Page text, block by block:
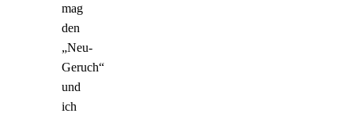
mag
den
„Neu-
Geruch“
und
ich